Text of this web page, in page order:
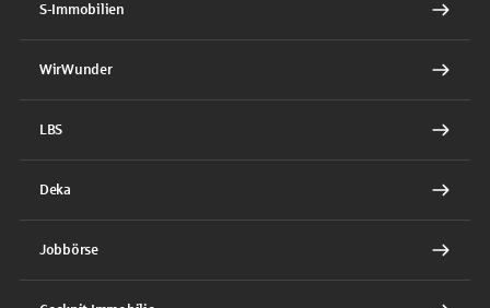
S-Immobilien
WirWunder
LBS
Deka
Jobbörse